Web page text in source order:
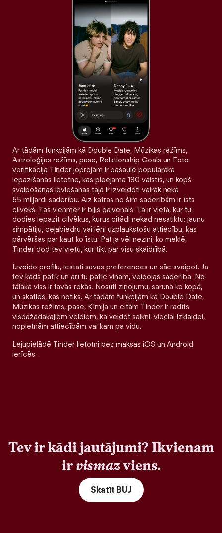
Ar tādām funkcijām kā Double Date, Mūzikas režīms,
Astroloģijas režīms, pase, Relationship Goals un Foto
verifikācija Tinder joprojām ir pasaulē populārākā
iepazīšanās lietotne, kas pieejama 190 valstīs, un kopš
svaipošanas ieviešanas tajā ir izveidoti vairāk nekā
55 miljardi saderību. Aiz katras no šīm saderībām ir īsts
cilvēks. Tas vienmēr ir bijis galvenais. Tā ir vieta, kur tu
dodies iepazīt cilvēkus, kurus citādi nekad nesatiktu: jaunu
simpātiju, ceļabiedru vai lēni uzplaukstošu attiecību, kas
pārvēršas par kaut ko īstu. Pat ja vēl nezini, ko meklē,
Tinder dod tev vietu, kur tikt par visu skaidrībā.
Izveido profilu, iestati savas preferences un sāc svaipot. Ja
tev kāds patīk un arī tu patīc viņam, veidojas saderība. No
tālākā viss ir tavās rokās. Nosūti ziņojumu, sarunā ko kopā,
un skaties, kas notiks. Ar tādām funkcijām kā Double Date,
Mūzikas režīms, pase, Ķīmija un citām Tinder ir radīts
visdažādākajiem veidiem, kā veidot saikni: vieglai izklaidei,
nopietnām attiecībām vai kam pa vidu.
Lejupielādē Tinder lietotni bez maksas iOS un Android
ierīcēs.
Tev ir kādi jautājumi? Ikvienam
irvismazviens.
Skatīt BUJ